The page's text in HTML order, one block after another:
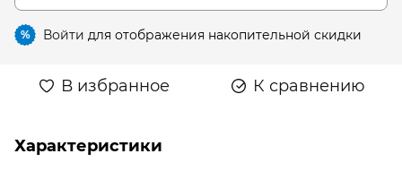
% Войти для отображения накопительной скидки
В избранное К сравнению
Характеристики